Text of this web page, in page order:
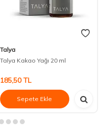
Talya
Talya Kakao Yağı 20 ml
185,50TL
Sepete Ekle